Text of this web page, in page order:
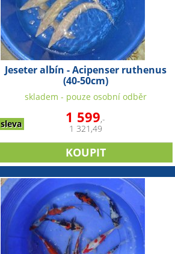
Jeseter albín - Acipenser ruthenus
(40-50cm)
sleva
skladem - pouze osobní odběr
1 599,-
1 321,49